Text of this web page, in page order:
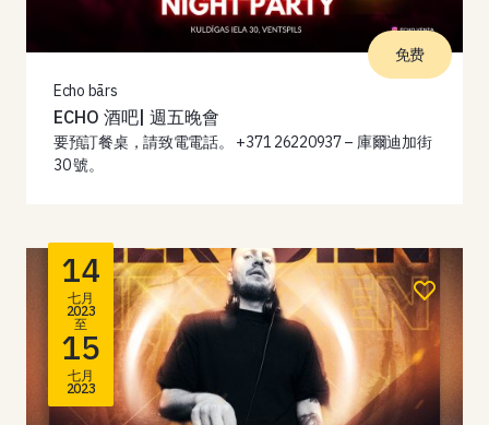
Echo bārs
ECHO 酒吧| 週五晚會
要預訂餐桌，請致電電話。 +371 26220937 – 庫爾迪加街
30 號。
免费
14
七月
2023
至
15
七月
2023